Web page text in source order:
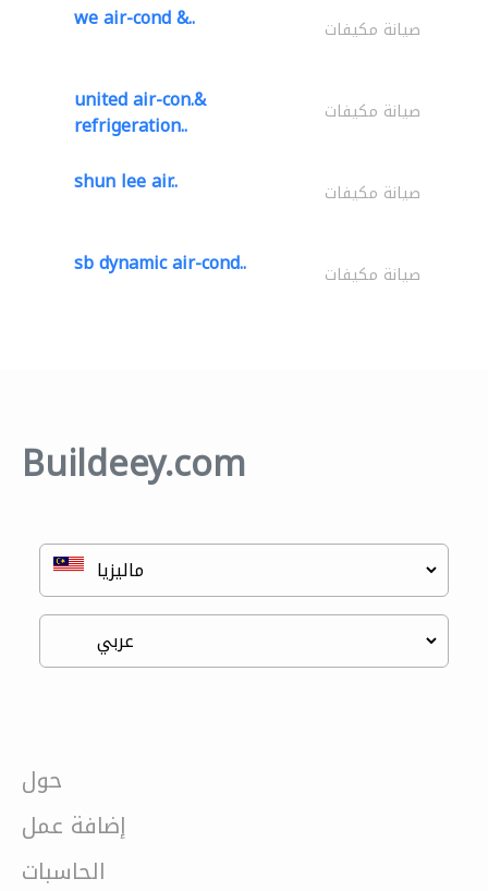
we air-cond &.. صيانة مكيفات
united air-con.&
refrigeration.. صيانة مكيفات
shun lee air.. صيانة مكيفات
sb dynamic air-cond.. صيانة مكيفات
Buildeey.com
حول
إضافة عمل
الحاسبات